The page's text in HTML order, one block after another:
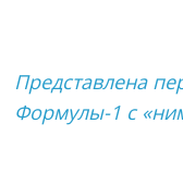
Представлена
Формулы-1 с